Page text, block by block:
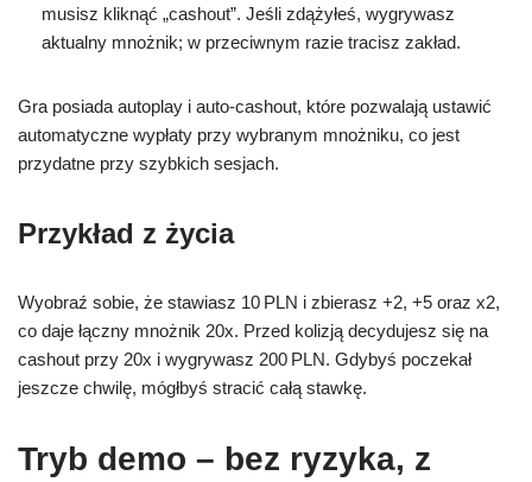
musisz kliknąć „cashout”. Jeśli zdążyłeś, wygrywasz
aktualny mnożnik; w przeciwnym razie tracisz zakład.
Gra posiada autoplay i auto‑cashout, które pozwalają ustawić
automatyczne wypłaty przy wybranym mnożniku, co jest
przydatne przy szybkich sesjach.
Przykład z życia
Wyobraź sobie, że stawiasz 10 PLN i zbierasz +2, +5 oraz x2,
co daje łączny mnożnik 20x. Przed kolizją decydujesz się na
cashout przy 20x i wygrywasz 200 PLN. Gdybyś poczekał
jeszcze chwilę, mógłbyś stracić całą stawkę.
Tryb demo – bez ryzyka, z